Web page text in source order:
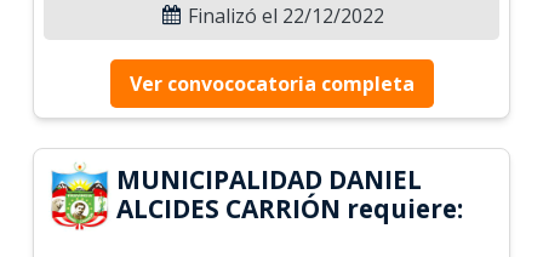
Finalizó el 22/12/2022
Ver convococatoria completa
MUNICIPALIDAD DANIEL
ALCIDES CARRIÓN requiere: